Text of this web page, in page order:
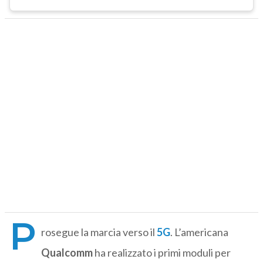
P rosegue la marcia verso il5G. L’americana
Qualcommha realizzato i primi moduli per